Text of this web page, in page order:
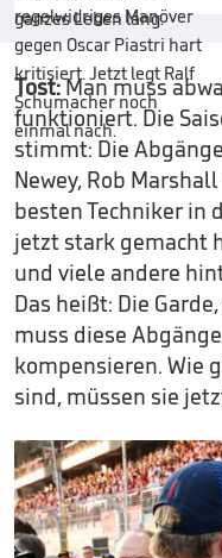
Tost:Man muss
funktioniert. Die
stimmt: Die
Newey, Rob
besten Techniker in
jetzt stark gemacht
und viele andere
Das heißt: Die
muss diese
kompensieren. Wie
sind, müssen sie